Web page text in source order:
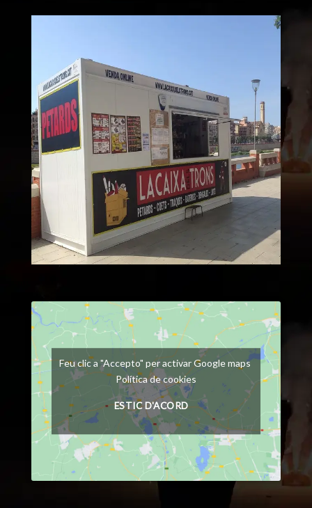
Feu clic a "Accepto" per activar Google maps
Política de cookies
ESTIC D'ACORD